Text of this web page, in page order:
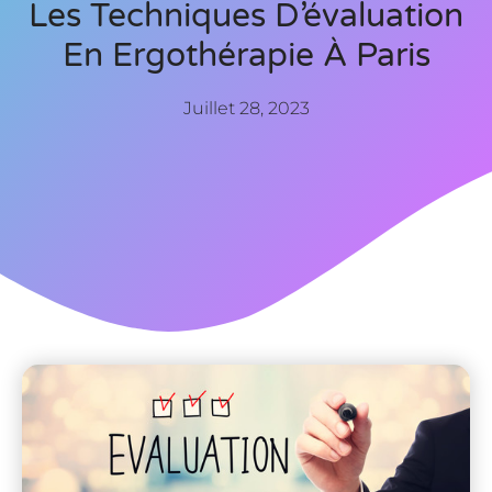
Les Techniques D’évaluation
En Ergothérapie À Paris
Juillet 28, 2023